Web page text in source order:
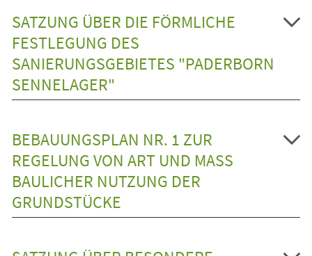
SATZUNG ÜBER DIE FÖRMLICHE
FESTLEGUNG DES
SANIERUNGSGEBIETES "PADERBORN
SENNELAGER"
BEBAUUNGSPLAN NR. 1 ZUR
REGELUNG VON ART UND MASS B
AULICHER NUTZUNG DER G
RUNDSTÜCKE